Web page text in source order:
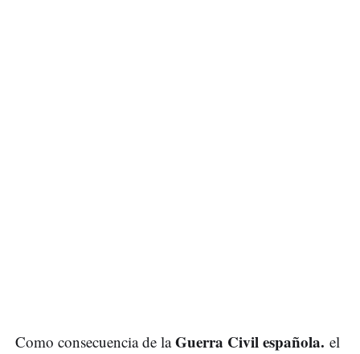
Como consecuencia de laGuerra Civil española. el